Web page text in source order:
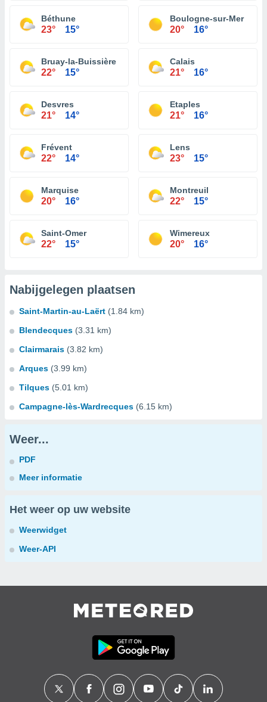
Béthune
23° 15°
Boulogne-sur-Mer
20° 16°
Bruay-la-Buissière
22° 15°
Calais
21° 16°
Desvres
21° 14°
Etaples
21° 16°
Frévent
22° 14°
Lens
23° 15°
Marquise
20° 16°
Montreuil
22° 15°
Saint-Omer
22° 15°
Wimereux
20° 16°
Nabijgelegen plaatsen
Saint-Martin-au-Laërt (1.84 km)
Blendecques (3.31 km)
Clairmarais (3.82 km)
Arques (3.99 km)
Tilques (5.01 km)
Campagne-lès-Wardrecques (6.15 km)
Weer...
PDF
Meer informatie
Het weer op uw website
Weerwidget
Weer-API